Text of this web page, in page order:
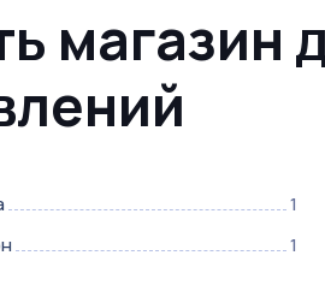
магазин
1
1